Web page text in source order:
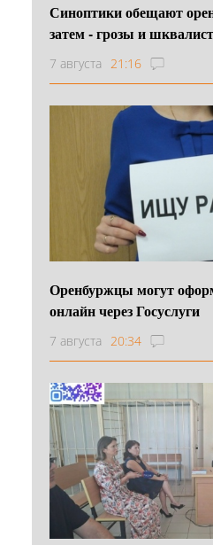
Синоптики обещают
затем - грозы и
7 августа 21:16
Оренбуржцы могут
онлайн через Госуслуги
7 августа 20:34